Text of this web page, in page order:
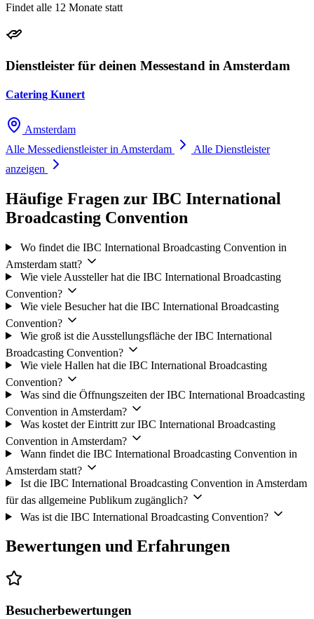
Findet alle 12 Monate statt
Dienstleister für deinen Messestand in Amsterdam
Catering Kunert
Amsterdam
Alle Messedienstleister in Amsterdam
Alle Dienstleister
anzeigen
Häufige Fragen zur IBC International
Broadcasting Convention
Wo findet die IBC International Broadcasting Convention in
Amsterdam statt?
Wie viele Aussteller hat die IBC International Broadcasting
Convention?
Wie viele Besucher hat die IBC International Broadcasting
Convention?
Wie groß ist die Ausstellungsfläche der IBC International
Broadcasting Convention?
Wie viele Hallen hat die IBC International Broadcasting
Convention?
Was sind die Öffnungszeiten der IBC International Broadcasting
Convention in Amsterdam?
Was kostet der Eintritt zur IBC International Broadcasting
Convention in Amsterdam?
Wann findet die IBC International Broadcasting Convention in
Amsterdam statt?
Ist die IBC International Broadcasting Convention in Amsterdam
für das allgemeine Publikum zugänglich?
Was ist die IBC International Broadcasting Convention?
Bewertungen und Erfahrungen
Besucherbewertungen